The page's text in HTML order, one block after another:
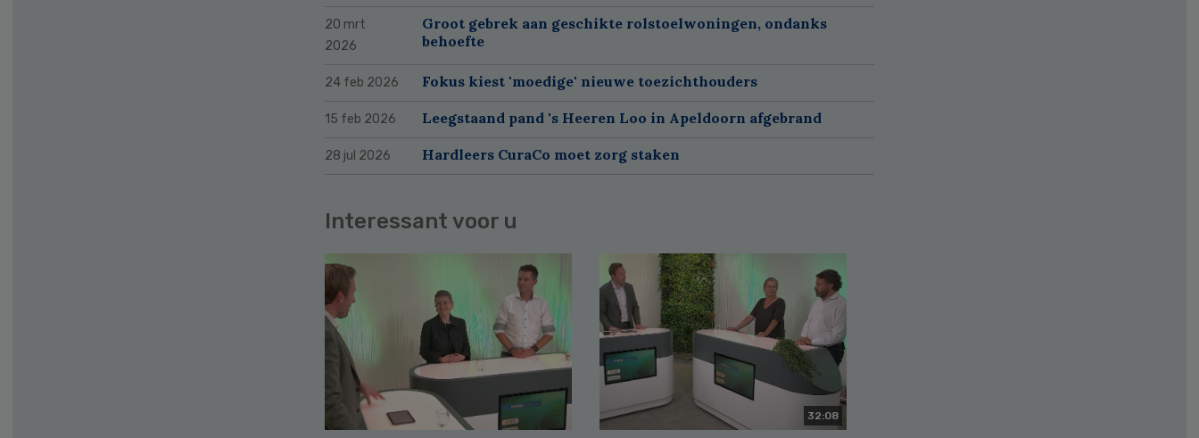
20 mrt
2026
Groot gebrek aan geschikte rolstoelwoningen, ondanks
behoefte
24 feb 2026 Fokus kiest 'moedige' nieuwe toezichthouders
15 feb 2026 Leegstaand pand 's Heeren Loo in Apeldoorn afgebrand
28 jul 2026 Hardleers CuraCo moet zorg staken
Interessant voor u
32:08